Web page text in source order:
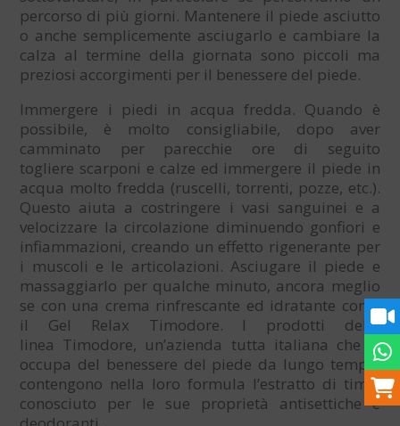
percorso di più giorni. Mantenere il piede asciutto
o anche semplicemente asciugarlo e cambiare la
calza al termine della giornata sono piccoli ma
preziosi accorgimenti per il benessere del piede.
Immergere i piedi in acqua fredda. Quando è
possibile, è molto consigliabile, dopo aver
camminato per parecchie ore di seguito
togliere scarponi e calze ed immergere il piede in
acqua molto fredda (ruscelli, torrenti, pozze, etc.).
Questo aiuta a costringere i vasi sanguinei e a
velocizzare la circolazione diminuendo gonfiori e
infiammazioni, creando un effetto rigenerante per
i muscoli e le articolazioni. Asciugare il piede e
massaggiarlo per qualche minuto, ancora meglio
se con una crema rinfrescante ed idratante come
il Gel Relax Timodore. I prodotti della
linea Timodore, un’azienda tutta italiana che si
occupa del benessere del piede da lungo tempo,
contengono nella loro formula l’estratto di timo,
conosciuto per le sue proprietà antisettiche e